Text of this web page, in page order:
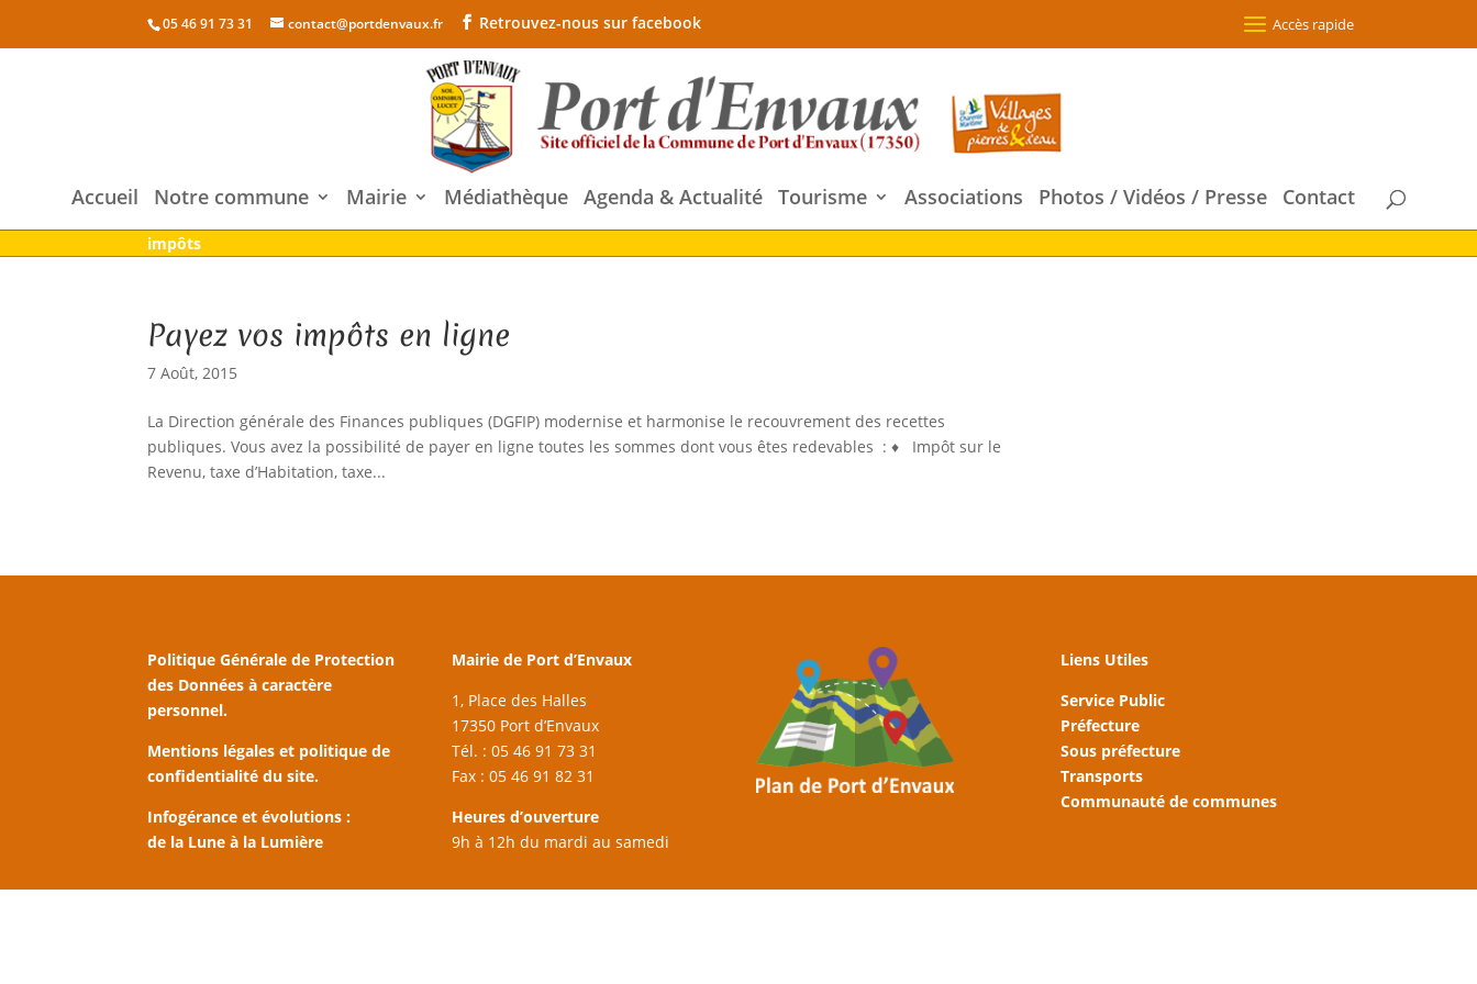
05 46 91 73 31 contact@portdenvaux.fr Retrouvez-nous sur facebook Accès rapide
Accueil Notre commune Mairie Médiathèque Agenda & Actualité Tourisme Associations Photos / Vidéos / Presse Contact
impôts
Payez vos impôts en ligne
7 Août, 2015
La Direction générale des Finances publiques (DGFIP) modernise et harmonise le recouvrement des recettes
publiques. Vous avez la possibilité de payer en ligne toutes les sommes dont vous êtes redevables : ♦ Impôt sur le
Revenu, taxe d’Habitation, taxe...
Politique Générale de Protection
des Données à caractère
personnel.
Mentions légales et politique de
confidentialité du site.
Infogérance et évolutions :
de la Lune à la Lumière
Mairie de Port d’Envaux
1, Place des Halles
17350 Port d’Envaux
Tél. : 05 46 91 73 31
Fax : 05 46 91 82 31
Heures d’ouverture
9h à 12h du mardi au samedi
Liens Utiles
Service Public
Préfecture
Sous préfecture
Transports
Communauté de communes